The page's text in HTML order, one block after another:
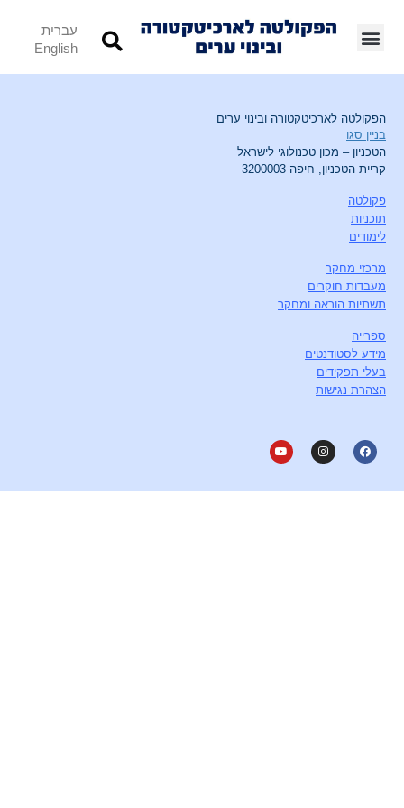
עברית
English
הפקולטה לארכיטקטורה ובינוי ערים
בניין סגו
הטכניון – מכון טכנולוגי לישראל
קריית הטכניון, חיפה 3200003
פקולטה
תוכניות
לימודים
מרכזי מחקר
מעבדות חוקרים
תשתיות הוראה ומחקר
ספרייה
מידע לסטודנטים
בעלי תפקידים
הצהרת נגישות